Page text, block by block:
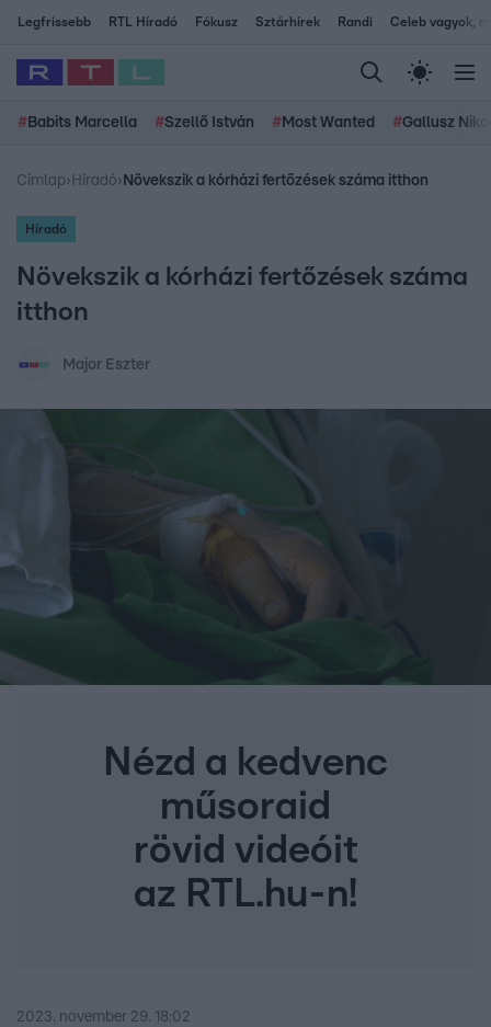
Legfrissebb RTL Híradó Fókusz Sztárhírek Randi Celeb vagyok,
# Babits Marcella #Szellő István # Most Wanted #Gallusz
Címlap› Híradó› Növekszik a kórházi fertőzések száma itthon
Híradó
Növekszik a kórházi fertőzések száma
itthon
Major Eszter
Nézd a kedvenc
műsoraid
rövid videóit
az RTL.hu-n!
2023. november 29. 18:02